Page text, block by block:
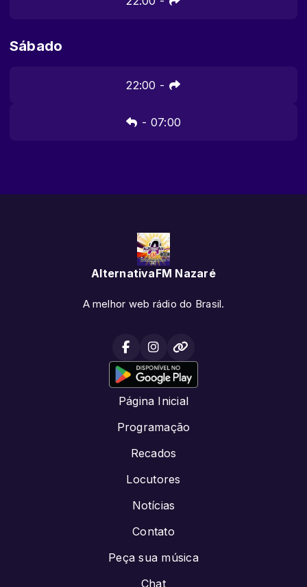
Sábado
22:00 -
- 07:00
AlternativaFM Nazaré
A melhor web rádio do Brasil.
Página Inicial
Programação
Recados
Locutores
Notícias
Contato
Peça sua música
Chat